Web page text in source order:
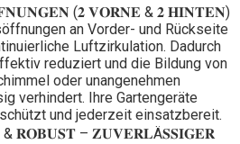
(𝟐 𝐕𝐎𝐑𝐍𝐄 & 𝟐 𝐇𝐈𝐍𝐓𝐄𝐍)
an Vorder- und Rückseite
Luftzirkulation. Dadurch
reduziert und die Bildung von
oder unangenehmen
verhindert. Ihre Gartengeräte
und jederzeit einsatzbereit.
𝐑𝐎𝐁𝐔𝐒𝐓 – 𝐙𝐔𝐕𝐄𝐑𝐋Ä𝐒𝐒𝐈𝐆𝐄𝐑